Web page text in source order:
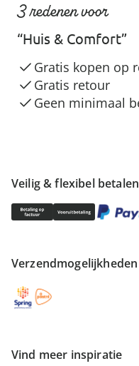
Veilig & flexibel betalen
Verzendmogelijkheden
Vind meer inspiratie
3 redenen voor
“Huis & Comfort”
Gratis kopen op
Gratis retour
Geen minimaal